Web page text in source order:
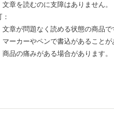
を読むのに支障はありません。
：
が問題なく読める状態の商品で
カーやペンで書込があることが
の痛みがある場合があります。